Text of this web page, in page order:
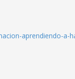
aprendiendo-a-